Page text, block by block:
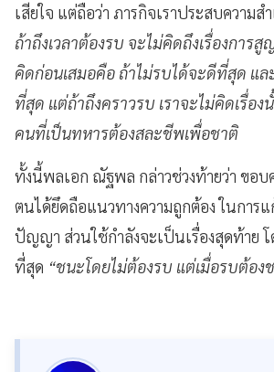
เสียใจ แต่ถือว่า ภารกิจเราประสบความสำ
ถ้าถึงเวลาต้องรบ จะไม่คิดถึงเรื่องการสู
คิดก่อนเสมอคือ ถ้าไม่รบได้จะดีที่สุด แล
ที่สุด แต่ถ้าถึงคราวรบ เราจะไม่คิดเรื่อง
คนที่เป็นทหารต้องสละชีพเพื่อชาติ
ทั้งนี้พลเอก ณัฐพล กล่าวช่วงท้ายว่า ขอ
ตนได้ยึดถือแนวทางความถูกต้อง ในการ
ปัญญา ส่วนใช้กำลังจะเป็นเรื่องสุดท้าย
ที่สุด “ชนะโดยไม่ต้องรบ แต่เมื่อรบต้อง